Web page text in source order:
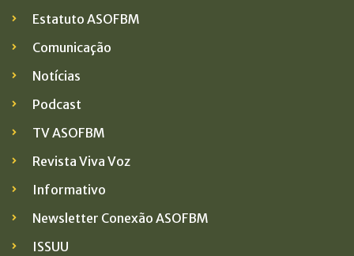
Estatuto ASOFBM
Comunicação
Notícias
Podcast
TV ASOFBM
Revista Viva Voz
Informativo
Newsletter Conexão ASOFBM
ISSUU